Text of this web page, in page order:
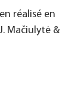
réalisé en
Mačiulytė &